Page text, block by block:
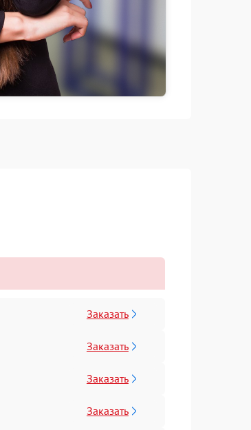
Заказать
Заказать
Заказать
Заказать